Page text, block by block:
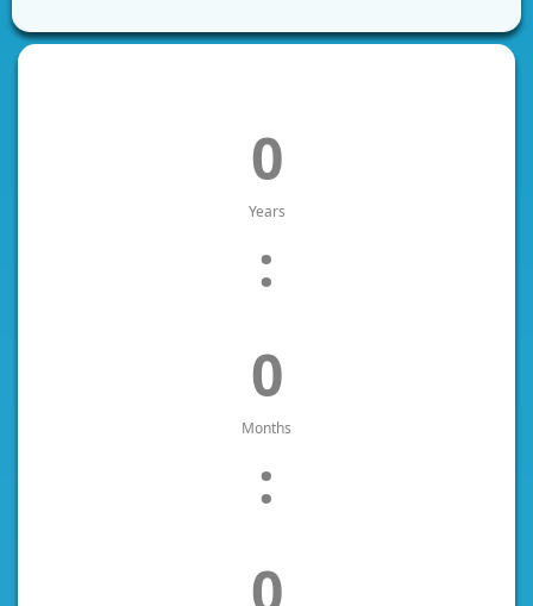
0
Years
:
0
Months
: